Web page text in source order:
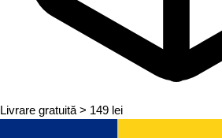
Livrare gratuită > 149 lei